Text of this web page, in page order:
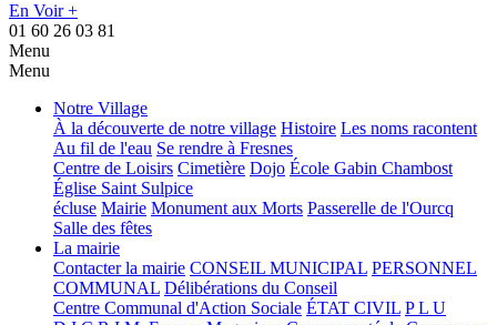
En Voir +
01 60 26 03 81
Menu
Menu
Notre Village
À la découverte de notre village Histoire Les noms racontent
Au fil de l'eau Se rendre à Fresnes
Centre de Loisirs Cimetière Dojo École Gabin Chambost
Église Saint Sulpice
écluse Mairie Monument aux Morts Passerelle de l'Ourcq
Salle des fêtes
La mairie
Contacter la mairie CONSEIL MUNICIPAL PERSONNEL
COMMUNAL Délibérations du Conseil
Centre Communal d'Action Sociale ÉTAT CIVIL P L U